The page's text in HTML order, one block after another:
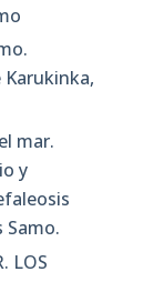
mar.
y
Samo.
LOS